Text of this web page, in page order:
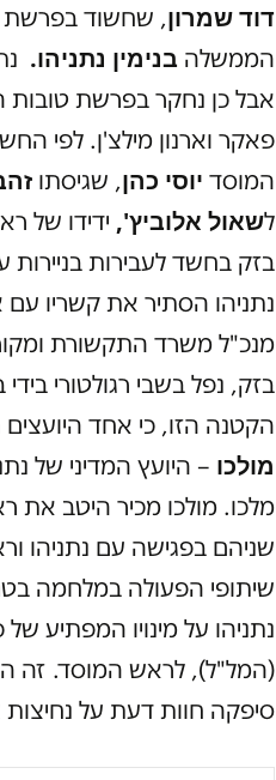
דוד שמרון
הממשלה בנימין נתניהו.
פאקר וארנון מילצ'ן. לפי
המוסד יוסי כהן, שגיסתו
לשאול אלוביץ', ידידו של
בזק בחשד לעבירות
נתניהו הסתיר את קשריו עם
מנכ"ל משרד התקשורת
בזק, נפל בשבי רגולטורי
הקטנה הזו, כי אחד
מולכו – היועץ המדיני של
מלכו. מולכו מכיר היטב את
שניהם בפגישה עם נתניהו
שיתופי הפעולה במלחמה
נתניהו על מינויו המפתיע
(המל"ל), לראש המוסד. זה
סיפקה חוות דעת על נחיצות